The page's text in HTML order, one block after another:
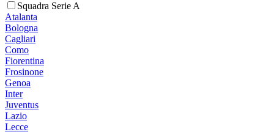
Squadra Serie A
Atalanta
Bologna
Cagliari
Como
Fiorentina
Frosinone
Genoa
Inter
Juventus
Lazio
Lecce